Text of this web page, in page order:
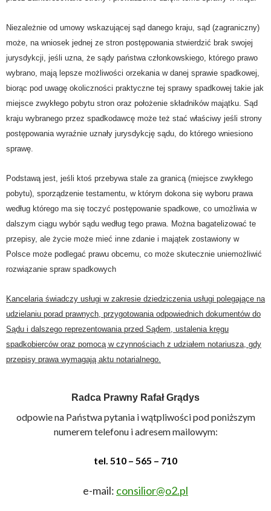
Niezależnie od umowy wskazującej sąd danego kraju, sąd (zagraniczny)
może, na wniosek jednej ze stron postępowania stwierdzić brak swojej
jurysdykcji, jeśli uzna, że sądy państwa członkowskiego, którego prawo
wybrano, mają lepsze możliwości orzekania w danej sprawie spadkowej,
biorąc pod uwagę okoliczności praktyczne tej sprawy spadkowej takie jak
miejsce zwykłego pobytu stron oraz położenie składników majątku. Sąd
kraju wybranego przez spadkodawcę może też stać właściwy jeśli strony
postępowania wyraźnie uznały jurysdykcję sądu, do którego wniesiono
sprawę.
Podstawą jest, jeśli ktoś przebywa stale za granicą (miejsce zwykłego
pobytu), sporządzenie testamentu, w którym dokona się wyboru prawa
według którego ma się toczyć postępowanie spadkowe, co umożliwia w
dalszym ciągu wybór sądu według tego prawa. Można bagatelizować te
przepisy, ale życie może mieć inne zdanie i majątek zostawiony w
Polsce może podlegać prawu obcemu, co może skutecznie uniemożliwić
rozwiązanie spraw spadkowych
Kancelaria świadczy usługi w zakresie dziedziczenia usługi polegające na
udzielaniu porad prawnych, przygotowania odpowiednich dokumentów do
Sądu i dalszego reprezentowania przed Sądem, ustalenia kręgu
spadkobierców oraz pomocą w czynnościach z udziałem notariusza, gdy
przepisy prawa wymagają aktu notarialnego.
Radca Prawny Rafał Grądys
odpowie na Państwa pytania i wątpliwości pod poniższym
numerem telefonu i adresem mailowym:
tel. 510 – 565 – 710
e-mail: consilior@o2.pl